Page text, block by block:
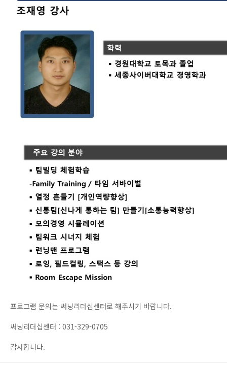
프로그램 문의는 써닝리더십센터로 해주시기 바랍니다.
써닝리더십센터 : 031-329-0705
감사합니다.